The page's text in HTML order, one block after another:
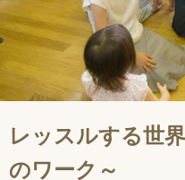
レッスルする世
のワーク～